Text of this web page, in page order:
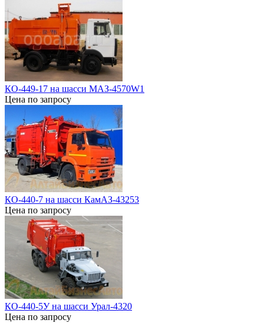
КО-449-17 на шасси МАЗ-4570W1
Цена по запросу
КО-440-7 на шасси КамАЗ-43253
Цена по запросу
КО-440-5У на шасси Урал-4320
Цена по запросу